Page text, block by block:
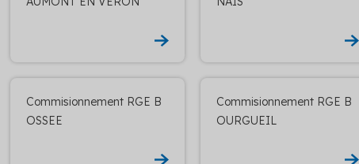
Commisionnement RGE B
OSSEE
Commisionnement RGE B
OURGUEIL